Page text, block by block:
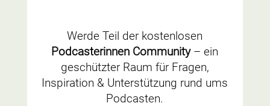
Werde Teil der kostenlosen
Podcasterinnen Community– ein
geschützter Raum für Fragen,
Inspiration & Unterstützung rund ums
Podcasten.